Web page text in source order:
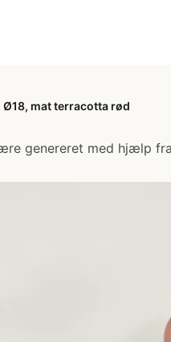
Ø18, mat terracotta rød
genereret med hjælp